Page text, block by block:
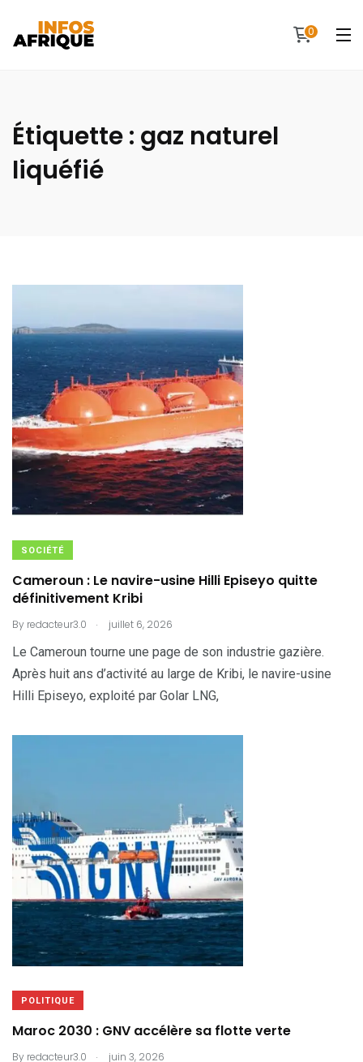
0
Étiquette : gaz naturel
liquéfié
SOCIÉTÉ
Cameroun : Le navire-usine Hilli Episeyo quitte
définitivement Kribi
By redacteur3.0 . juillet 6, 2026
Le Cameroun tourne une page de son industrie gazière.
Après huit ans d’activité au large de Kribi, le navire-usine
Hilli Episeyo, exploité par Golar LNG,
POLITIQUE
Maroc 2030 : GNV accélère sa flotte verte
By redacteur3.0 . juin 3, 2026